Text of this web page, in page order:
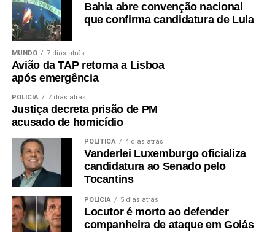
Bahia abre convenção nacional
que confirma candidatura de Lula
MUNDO 7 dias atrás
Avião da TAP retorna a Lisboa
após emergência
POLÍCIA 7 dias atrás
Justiça decreta prisão de PM
acusado de homicídio
POLÍTICA 4 dias atrás
Vanderlei Luxemburgo oficializa
candidatura ao Senado pelo
Tocantins
POLÍCIA 5 dias atrás
Locutor é morto ao defender
companheira de ataque em Goiás